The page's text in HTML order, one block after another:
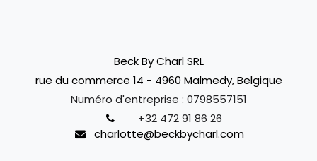
Beck By Charl SRL
rue du commerce 14 - 4960 Malmedy, Belgique
Numéro d'entreprise : 0798557151
+32 472 91 86 26
charlotte@beckbycharl.com